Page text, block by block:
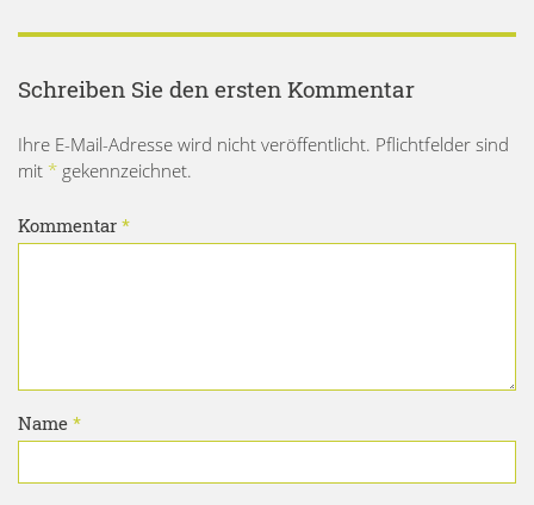
Schreiben Sie den ersten Kommentar
Ihre E-Mail-Adresse wird nicht veröffentlicht. Pflichtfelder sind
mit * gekennzeichnet.
Kommentar *
Name *